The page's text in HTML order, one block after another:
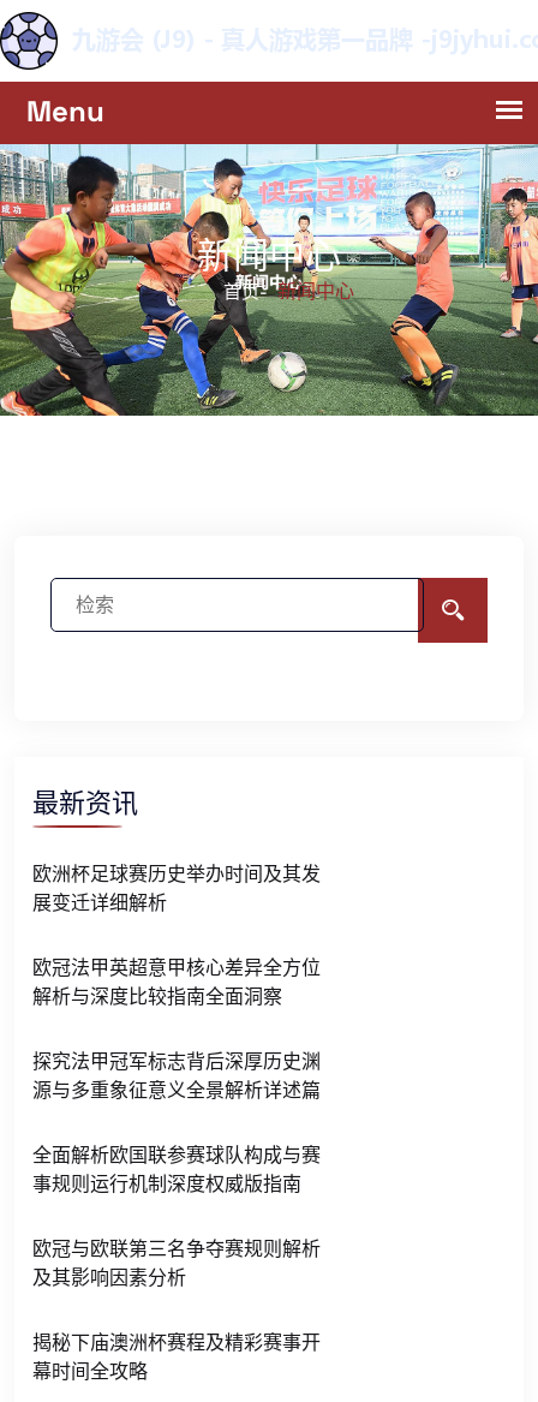
新闻中心
首页- 新闻中心
最新资讯
欧洲杯足球赛历史举办时间及其发
展变迁详细解析
欧冠法甲英超意甲核心差异全方位
解析与深度比较指南全面洞察
探究法甲冠军标志背后深厚历史渊
源与多重象征意义全景解析详述篇
全面解析欧国联参赛球队构成与赛
事规则运行机制深度权威版指南
欧冠与欧联第三名争夺赛规则解析
及其影响因素分析
揭秘下庙澳洲杯赛程及精彩赛事开
幕时间全攻略